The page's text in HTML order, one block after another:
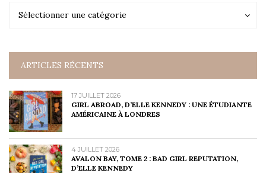
Sélectionner une catégorie
Catégories
ARTICLES RÉCENTS
17 JUILLET 2026
GIRL ABROAD, D’ELLE KENNEDY : UNE ÉTUDIANTE
AMÉRICAINE À LONDRES
4 JUILLET 2026
AVALON BAY, TOME 2 : BAD GIRL REPUTATION,
D’ELLE KENNEDY